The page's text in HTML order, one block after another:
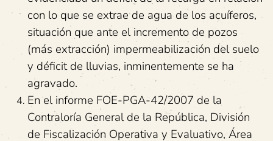
con lo que se extrae de agua de los acuíferos,
situación que ante el incremento de pozos
(más extracción) impermeabilización del suelo
y déficit de lluvias, inminentemente se ha
agravado.
En el informe FOE-PGA-42/2007 de la
Contraloría General de la República, División
de Fiscalización Operativa y Evaluativo, Área